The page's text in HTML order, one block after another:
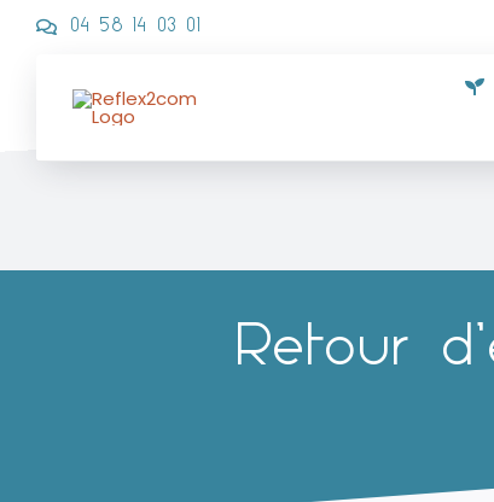
Passer
04 58 14 03 01
Retour